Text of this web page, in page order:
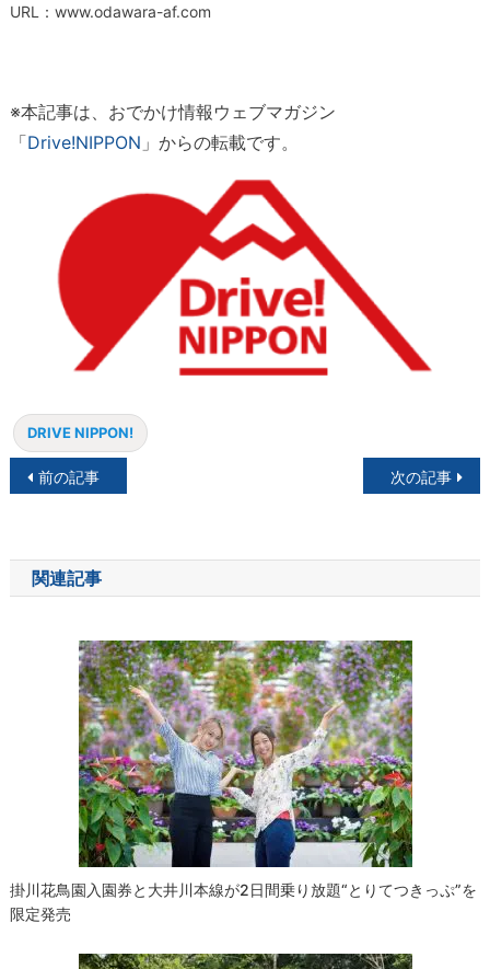
URL：www.odawara-af.com
※本記事は、おでかけ情報ウェブマガジン
「Drive!NIPPON 」からの転載です。
DRIVE NIPPON!
投
ナ
ビ
前の記事 次の記事
関連記事
掛川花鳥園入園券と大井川本線が2日間乗り放題“とりてつきっぷ”を
限定発売